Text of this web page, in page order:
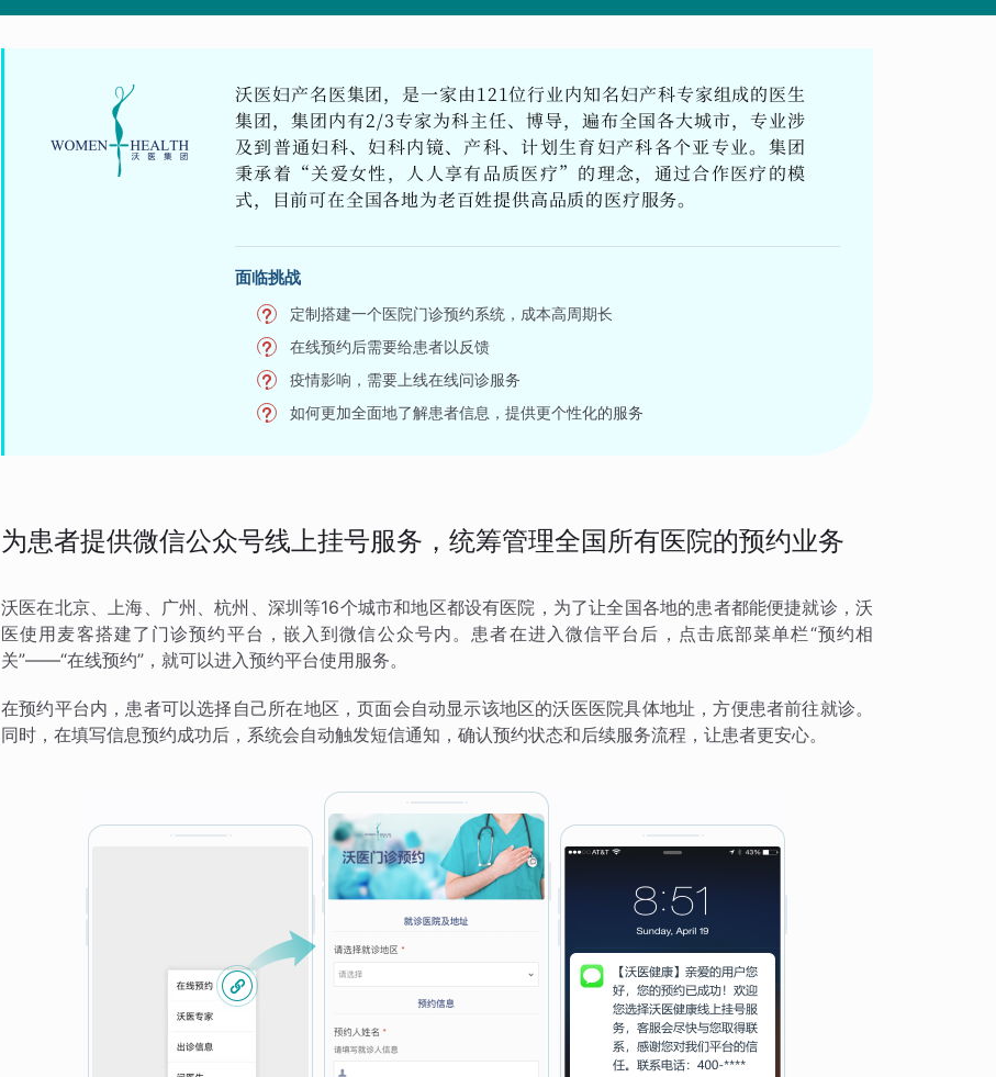
沃医妇产名医集团，是一家由121位行业内知名妇产科专家组成的医生
集团，集团内有2/3专家为科主任、博导，遍布全国各大城市，专业涉
及到普通妇科、妇科内镜、产科、计划生育妇产科各个亚专业。集团
秉承着“关爱女性，人人享有品质医疗”的理念，通过合作医疗的模
式，目前可在全国各地为老百姓提供高品质的医疗服务。
面临挑战
定制搭建一个医院门诊预约系统，成本高周期长
在线预约后需要给患者以反馈
疫情影响，需要上线在线问诊服务
如何更加全面地了解患者信息，提供更个性化的服务
为患者提供微信公众号线上挂号服务，统筹管理全国所有医院的预约业务
沃医在北京、上海、广州、杭州、深圳等16个城市和地区都设有医院，为了让全国各地的患者都能便捷就诊，沃
医使用麦客搭建了门诊预约平台，嵌入到微信公众号内。患者在进入微信平台后，点击底部菜单栏“预约相
关”——“在线预约”，就可以进入预约平台使用服务。
在预约平台内，患者可以选择自己所在地区，页面会自动显示该地区的沃医医院具体地址，方便患者前往就诊。
同时，在填写信息预约成功后，系统会自动触发短信通知，确认预约状态和后续服务流程，让患者更安心。